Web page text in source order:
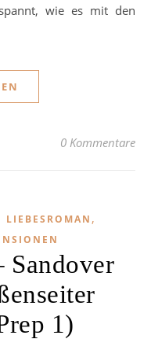
wie es mit den
0 Kommentare
LIEBESROMAN ,
Sandover
1)